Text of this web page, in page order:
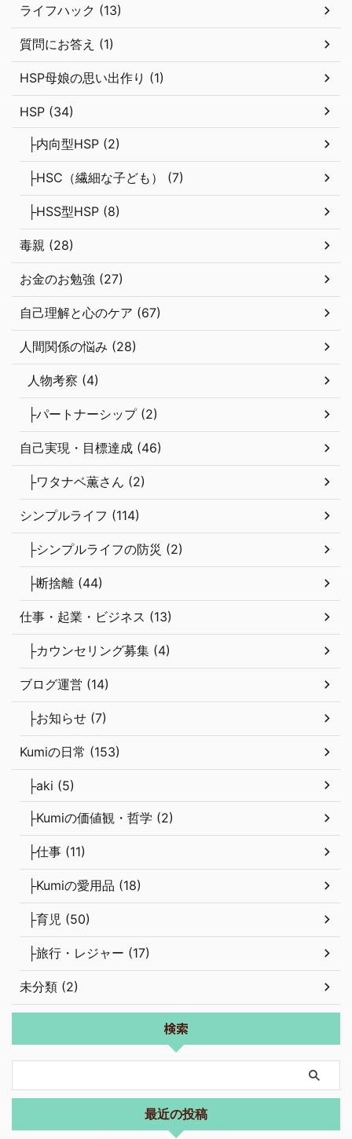
ライフハック (13)
質問にお答え (1)
HSP母娘の思い出作り (1)
HSP (34)
├内向型HSP (2)
├HSC（繊細な子ども） (7)
├HSS型HSP (8)
毒親 (28)
お金のお勉強 (27)
自己理解と心のケア (67)
人間関係の悩み (28)
人物考察 (4)
├パートナーシップ (2)
自己実現・目標達成 (46)
├ワタナベ薫さん (2)
シンプルライフ (114)
├シンプルライフの防災 (2)
├断捨離 (44)
仕事・起業・ビジネス (13)
├カウンセリング募集 (4)
ブログ運営 (14)
├お知らせ (7)
Kumiの日常 (153)
├aki (5)
├Kumiの価値観・哲学 (2)
├仕事 (11)
├Kumiの愛用品 (18)
├育児 (50)
├旅行・レジャー (17)
未分類 (2)
検索
最近の投稿